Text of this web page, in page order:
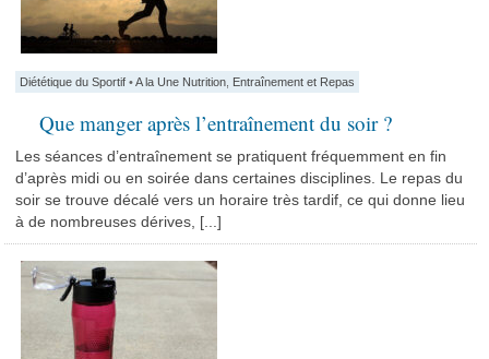
Diététique du Sportif •A la Une Nutrition Entraînement et Repas
Que manger après l’entraînement du soir ?
Les séances d’entraînement se pratiquent fréquemment en fin
d’après midi ou en soirée dans certaines disciplines. Le repas du
soir se trouve décalé vers un horaire très tardif, ce qui donne lieu
à de nombreuses dérives, [...]